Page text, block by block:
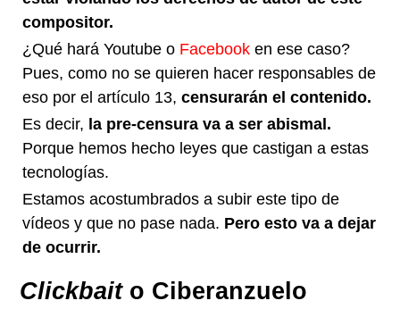
compositor.
¿Qué hará Youtube o Facebook en ese caso?
Pues, como no se quieren hacer responsables de
eso por el artículo 13,censurarán el contenido.
Es decir, la pre-censura va a ser abismal.
Porque hemos hecho leyes que castigan a estas
tecnologías.
Estamos acostumbrados a subir este tipo de
vídeos y que no pase nada. Pero esto va a dejar
de ocurrir.
Clickbaito Ciberanzuelo